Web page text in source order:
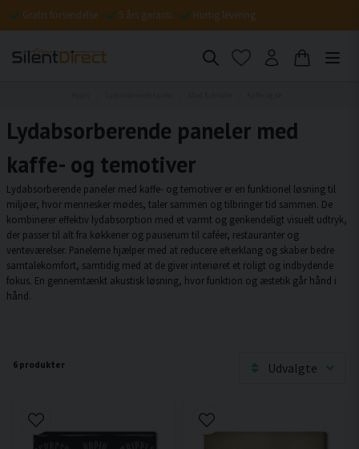
Gratis forsendelse 5 års garanti Hurtig levering
Lydabsorberende paneler med
kaffe- og temotiver
Lydabsorberende paneler med kaffe- og temotiver er en funktionel løsning til
miljøer, hvor mennesker mødes, taler sammen og tilbringer tid sammen. De
kombinerer effektiv lydabsorption med et varmt og genkendeligt visuelt udtryk,
der passer til alt fra køkkener og pauserum til caféer, restauranter og
venteværelser. Panelerne hjælper med at reducere efterklang og skaber bedre
samtalekomfort, samtidig med at de giver interiøret et roligt og indbydende
fokus. En gennemtænkt akustisk løsning, hvor funktion og æstetik går hånd i
hånd.
6 produkter Udvalgte